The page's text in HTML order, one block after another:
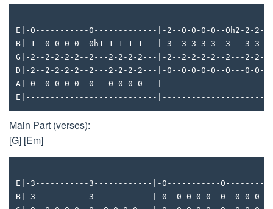
E|-0-----------0-------------|-2--0-0-0-0--0h2-2-2-
B|-1--0-0-0-0--0h1-1-1-1-1---|-3--3-3-3-3--3---3-3-
G|-2--2-2-2-2--2---2-2-2-2---|-2--2-2-2-2--2---2-2-
D|-2--2-2-2-2--2---2-2-2-2---|-0--0-0-0-0--0---0-0-
A|-0--0-0-0-0--0---0-0-0-0---
E|---------------------------
Main Part (verses):
[G] [Em]
E|-3-----------3------------|-0-----------
B|-3-----------3------------|-0--0-0-0-0--0--0-0-0-